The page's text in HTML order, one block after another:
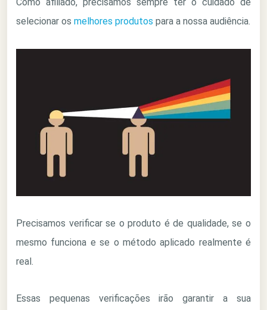
selecionar os melhores produtos para a nossa audiência.
Precisamos verificar se o produto é de qualidade, se o
mesmo funciona e se o método aplicado realmente é
real.
Essas pequenas verificações irão garantir a sua